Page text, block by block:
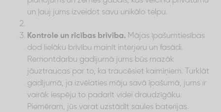
un ļauj jums izveidot savu unikālo telpu.
Kontrole un rīcības brīvība. Mājas īpašumtiesības
dod lielāku brīvību mainīt interjeru un fasādi.
Remontdarbu gadījumā jums būs mazāk
jāuztraucas par to, ka traucēsiet kaimiņiem. Turklāt
gadījumā, ja izvēlaties māju savā īpašumā, jums ir
vairāk iespēju to padarīt videi draudzīgāku.
Piemēram, jūs varat uzstādīt saules baterijas.